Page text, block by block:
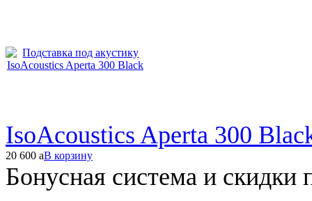
IsoAcoustics Aperta 300
20 600 aВ корзину
Бонусная система и скидки